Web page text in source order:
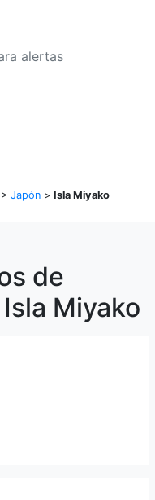
> Japón > Isla Miyako
de
Miyako